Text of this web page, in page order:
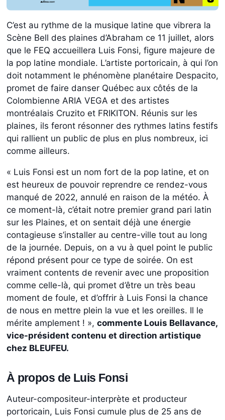
C’est au rythme de la musique latine que vibrera la
Scène Bell des plaines d’Abraham ce 11 juillet, alors
que le FEQ accueillera Luis Fonsi, figure majeure de
la pop latine mondiale. L’artiste portoricain, à qui l’on
doit notamment le phénomène planétaire Despacito,
promet de faire danser Québec aux côtés de la
Colombienne ARIA VEGA et des artistes
montréalais Cruzito et FRIKITON. Réunis sur les
plaines, ils feront résonner des rythmes latins festifs
qui rallient un public de plus en plus nombreux, ici
comme ailleurs.
« Luis Fonsi est un nom fort de la pop latine, et on
est heureux de pouvoir reprendre ce rendez-vous
manqué de 2022, annulé en raison de la météo. À
ce moment-là, c’était notre premier grand pari latin
sur les Plaines, et on sentait déjà une énergie
contagieuse s’installer au centre-ville tout au long
de la journée. Depuis, on a vu à quel point le public
répond présent pour ce type de soirée. On est
vraiment contents de revenir avec une proposition
comme celle-là, qui promet d’être un très beau
moment de foule, et d’offrir à Luis Fonsi la chance
de nous en mettre plein la vue et les oreilles. Il le
mérite amplement ! », commente Louis Bellavance,
vice-président contenu et direction artistique
chez BLEUFEU.
À propos de Luis Fonsi
Auteur-compositeur-interprète et producteur
portoricain, Luis Fonsi cumule plus de 25 ans de